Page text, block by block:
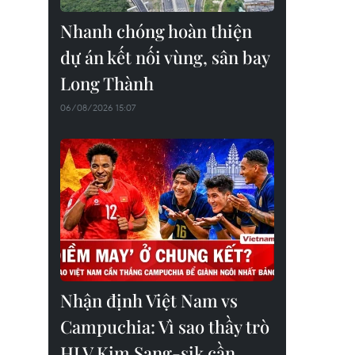
Nhanh chóng hoàn thiện
dự án kết nối vùng, sân bay
Long Thành
06/08/2026 15:07
Nhận định Việt Nam vs
Campuchia: Vì sao thầy trò